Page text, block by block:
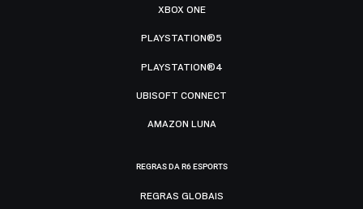
XBOX ONE
PLAYSTATION®5
PLAYSTATION®4
UBISOFT CONNECT
AMAZON LUNA
REGRAS DA R6 ESPORTS
REGRAS GLOBAIS